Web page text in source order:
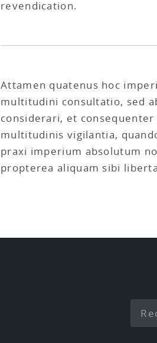
revendication.
Attamen quatenus hoc
multitudini consultatio, sed
considerari, et
multitudinis vigilantia,
praxi imperium absolutum
propterea aliquam sibi